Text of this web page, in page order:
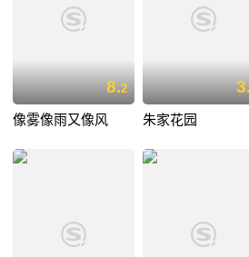
8.2
像雾像雨又像风 朱家花园